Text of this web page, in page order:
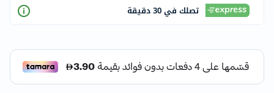
تصلك في 30 دقيقة